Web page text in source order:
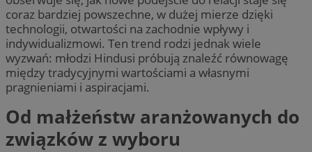
coraz bardziej powszechne, w dużej mierze dzięki
technologii, otwartości na zachodnie wpływy i
indywidualizmowi. Ten trend rodzi jednak wiele
wyzwań: młodzi Hindusi próbują znaleźć równowagę
między tradycyjnymi wartościami a własnymi
pragnieniami i aspiracjami.
Od małżeństw aranżowanych do
związków z wyboru